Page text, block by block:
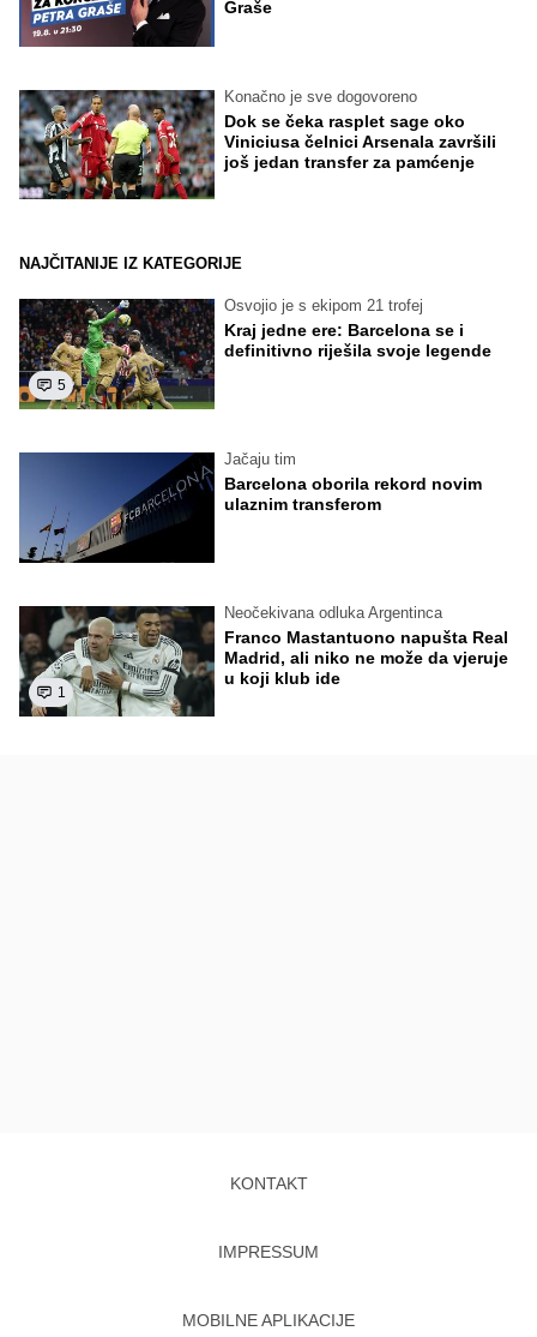
Graše
Konačno je sve dogovoreno
Dok se čeka rasplet sage oko
Viniciusa čelnici Arsenala završili
još jedan transfer za pamćenje
NAJČITANIJE IZ KATEGORIJE
5
Osvojio je s ekipom 21 trofej
Kraj jedne ere: Barcelona se i
definitivno riješila svoje legende
Jačaju tim
Barcelona oborila rekord novim
ulaznim transferom
1
Neočekivana odluka Argentinca
Franco Mastantuono napušta Real
Madrid, ali niko ne može da vjeruje
u koji klub ide
KONTAKT
IMPRESSUM
MOBILNE APLIKACIJE